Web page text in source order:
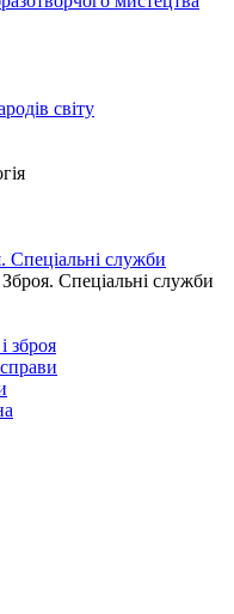
світу
Спеціальні служби
Спеціальні служби
зброя
справи